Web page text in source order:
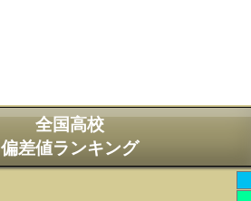
全国高校
偏差値ランキング